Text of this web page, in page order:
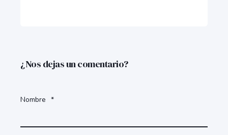
¿Nos dejas un comentario?
Nombre *